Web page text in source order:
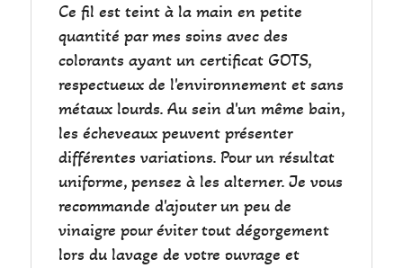
Ce fil est teint à la main en petite
quantité par mes soins avec des
colorants ayant un certificat GOTS,
respectueux de l'environnement et sans
métaux lourds. Au sein d'un même bain,
les écheveaux peuvent présenter
différentes variations. Pour un résultat
uniforme, pensez à les alterner. Je vous
recommande d'ajouter un peu de
vinaigre pour éviter tout dégorgement
lors du lavage de votre ouvrage et